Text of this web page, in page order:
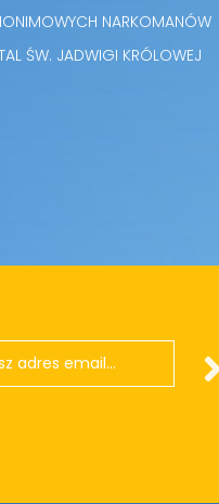
NARKOMANÓW
ŚW. JADWIGI KRÓLOWEJ